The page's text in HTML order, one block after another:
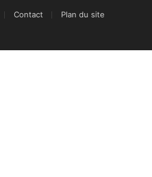
Contact Plan du site